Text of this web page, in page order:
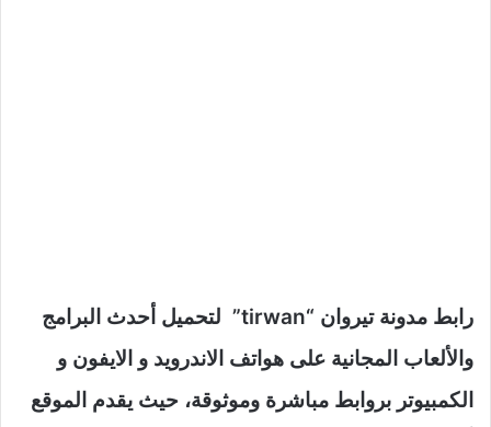
رابط مدونة تيروان “tirwan” لتحميل أحدث البرامج
والألعاب المجانية على هواتف الاندرويد و الايفون و
الكمبيوتر بروابط مباشرة وموثوقة، حيث يقدم الموقع